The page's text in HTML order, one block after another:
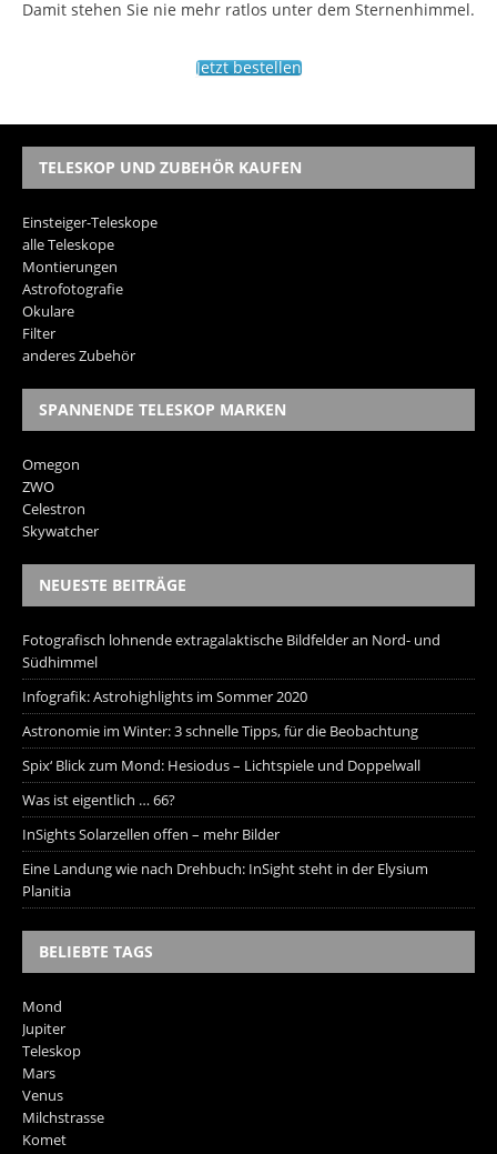
Damit stehen Sie nie mehr ratlos unter dem Sternenhimmel.
Jetzt bestellen
TELESKOP UND ZUBEHÖR KAUFEN
Einsteiger-Teleskope
alle Teleskope
Montierungen
Astrofotografie
Okulare
Filter
anderes Zubehör
SPANNENDE TELESKOP MARKEN
Omegon
ZWO
Celestron
Skywatcher
NEUESTE BEITRÄGE
Fotografisch lohnende extragalaktische Bildfelder an Nord- und
Südhimmel
Infografik: Astrohighlights im Sommer 2020
Astronomie im Winter: 3 schnelle Tipps, für die Beobachtung
Spix‘ Blick zum Mond: Hesiodus – Lichtspiele und Doppelwall
Was ist eigentlich … 66?
InSights Solarzellen offen – mehr Bilder
Eine Landung wie nach Drehbuch: InSight steht in der Elysium
Planitia
BELIEBTE TAGS
Mond
Jupiter
Teleskop
Mars
Venus
Milchstrasse
Komet